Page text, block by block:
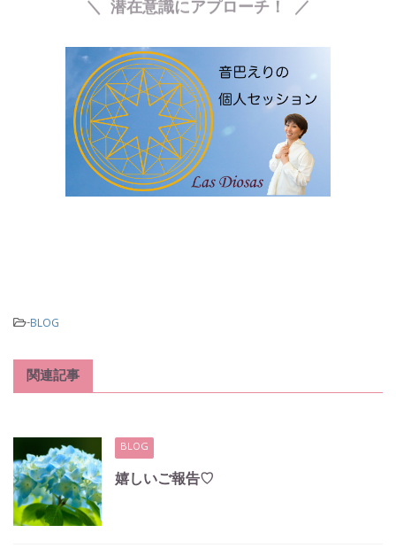
オートマティスムで
＼ 潜在意識にアプローチ！ ／
-BLOG
関連記事
BLOG
嬉しいご報告♡